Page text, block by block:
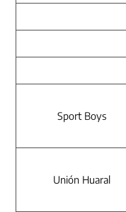
Sport Boys
Unión Huaral